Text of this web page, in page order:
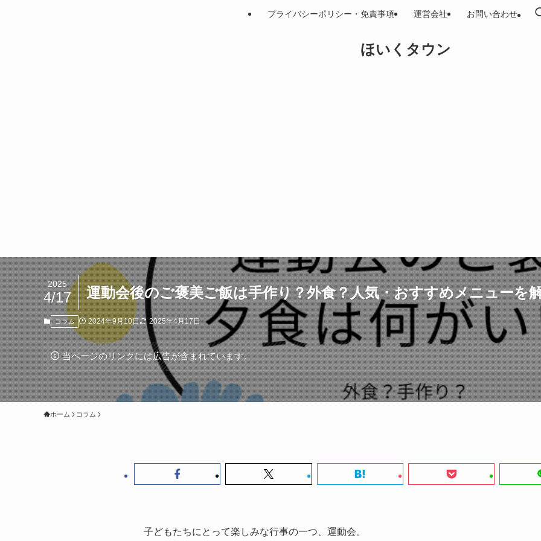
ほいくタウン
プライバシーポリシー・免責事項 運営会社 お問い合わせ
運動会後のご褒美ご飯は手作り？外食？人気・おすすめメニューを
2025
4/17
コラム 2024年9月10日 2025年4月17日
当ページのリンクには広告が含まれています。
ホーム コラム
子どもたちにとって楽しみな行事の一つ、運動会。